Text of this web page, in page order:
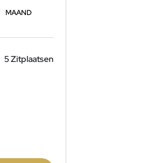
MAAND
5 Zitplaatsen